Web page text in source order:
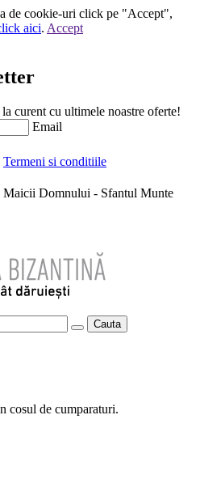
de cookie-uri click pe "Accept",
aici. Accept
curent cu ultimele noastre oferte!
Email
Termeni si conditiile
Maicii Domnului - Sfantul Munte
Cauta
cosul de cumparaturi.